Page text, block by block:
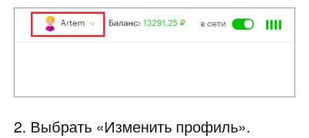
2. Выбрать «Изменить профиль».